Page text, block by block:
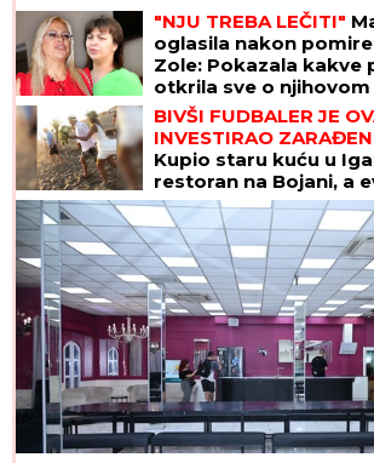
"NJU TREBA LEČITI"
oglasila nakon
Zole: Pokazala kakve
otkrila sve o
BIVŠI FUDBALER JE
INVESTIRAO
Kupio staru kuću u
restoran na Bojani, a
pripalo bivšoj supruzi